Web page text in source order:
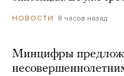
НОВОСТИ 8 часов назад
Минцифры